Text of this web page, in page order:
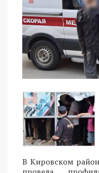
В Кировском